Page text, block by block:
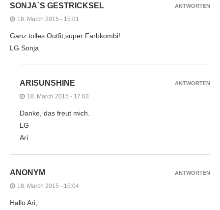
SONJA`S GESTRICKSEL
18. March 2015 - 15:01
Ganz tolles Outfit,super Farbkombi!
LG Sonja
ANTWORTEN
ARISUNSHINE
18. March 2015 - 17:03
Danke, das freut mich.
LG
Ari
ANTWORTEN
ANONYM
18. March 2015 - 15:04
Hallo Ari,
ANTWORTEN